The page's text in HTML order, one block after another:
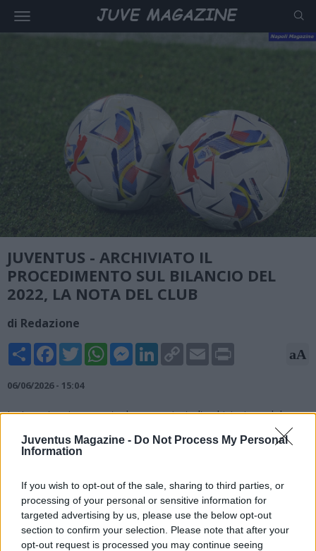
Juventus Magazine - Do Not Process My Personal
Information
If you wish to opt-out of the sale, sharing to third parties, or
processing of your personal or sensitive information for
targeted advertising by us, please use the below opt-out
section to confirm your selection. Please note that after your
opt-out request is processed you may continue seeing
JUVENTUS - ARCHIVIATO IL
PROCEDIMENTO SUL BILANCIO DEL
2022, LA NOTA DEL CLUB
di Redazione
Share FacebookTwitterWhatsAppMessengerLinkedInCopy
Link
Email aA
06/06/2026 - 15:04
La Juventus, in una nota, ha comunicato l'archiviazione del
procedimento sul bilancio 2022: "Juventus Football Club S.p.A.
comunica di aver appreso che il GIP presso il Tribunale di
procedimento, di cui si era data informativa nel comunicato del
6 dicembre 2023 e successivamente nelle relazioni finanziarie
periodiche, riguardava esponenti aziendali e non la Società,
che non era indagata".